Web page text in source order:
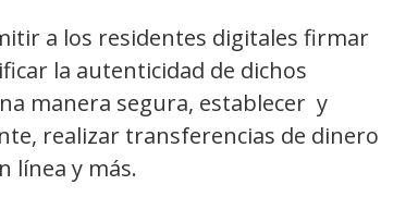
a los residentes digitales firmar
la autenticidad de dichos
manera segura, establecer y
realizar transferencias de dinero
línea y más.